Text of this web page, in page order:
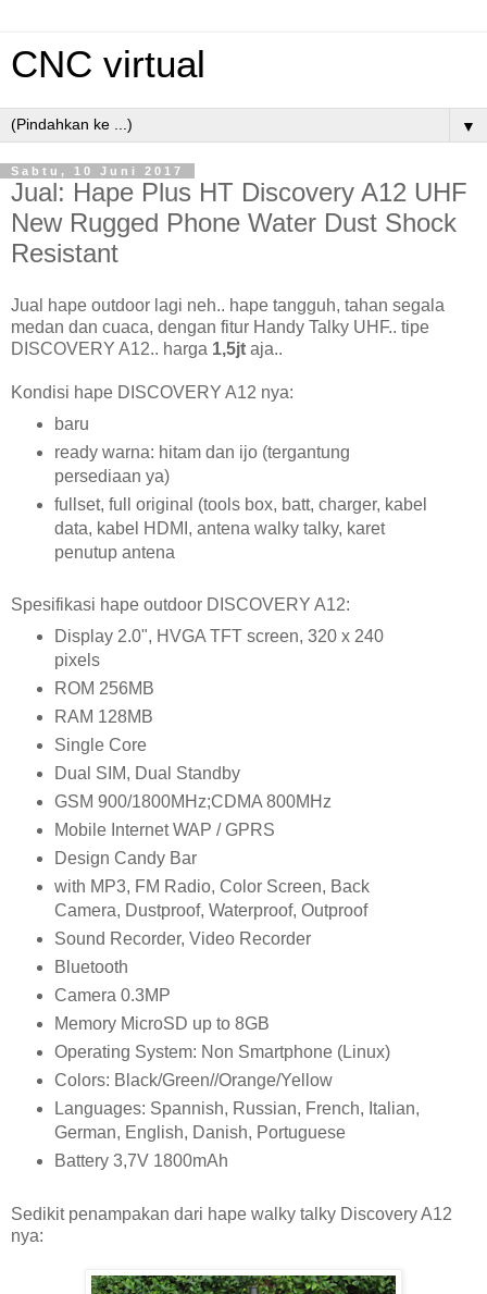
CNC virtual
▼
Sabtu, 10 Juni 2017
Jual: Hape Plus HT Discovery A12 UHF
New Rugged Phone Water Dust Shock
Resistant
Jual hape outdoor lagi neh.. hape tangguh, tahan segala
medan dan cuaca, dengan fitur Handy Talky UHF.. tipe
DISCOVERY A12.. harga 1,5jt aja..
Kondisi hape DISCOVERY A12 nya:
baru
ready warna: hitam dan ijo (tergantung
persediaan ya)
fullset, full original (tools box, batt, charger, kabel
data, kabel HDMI, antena walky talky, karet
penutup antena
Spesifikasi hape outdoor DISCOVERY A12:
Display 2.0", HVGA TFT screen, 320 x 240
pixels
ROM 256MB
RAM 128MB
Single Core
Dual SIM, Dual Standby
GSM 900/1800MHz;CDMA 800MHz
Mobile Internet WAP / GPRS
Design Candy Bar
with MP3, FM Radio, Color Screen, Back
Camera, Dustproof, Waterproof, Outproof
Sound Recorder, Video Recorder
Bluetooth
Camera 0.3MP
Memory MicroSD up to 8GB
Operating System: Non Smartphone (Linux)
Colors: Black/Green//Orange/Yellow
Languages: Spannish, Russian, French, Italian,
German, English, Danish, Portuguese
Battery 3,7V 1800mAh
Sedikit penampakan dari hape walky talky Discovery A12
nya: